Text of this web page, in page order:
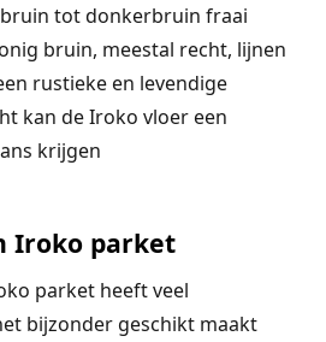
tot donkerbruin fraai
bruin, meestal recht, lijnen
rustieke en levendige
kan de Iroko vloer een
krijgen
Iroko parket
parket heeft veel
bijzonder geschikt maakt